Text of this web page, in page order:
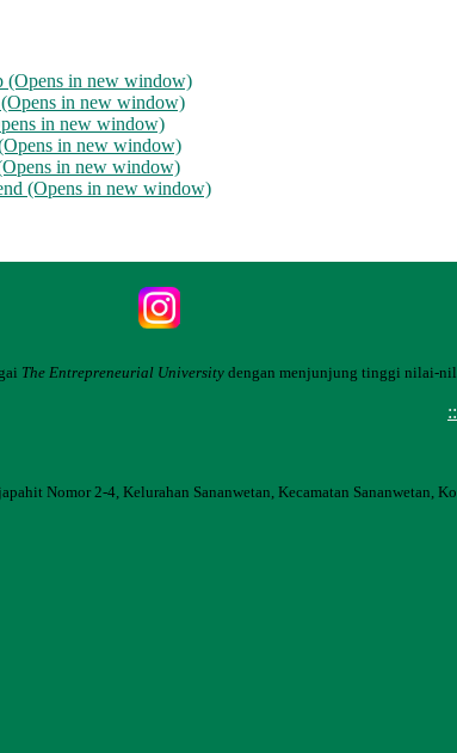
(Opens in new window)
in new window)
in new window)
in new window)
in new window)
(Opens in new window)
The Entrepreneurial University dengan menjunjung tinggi nilai-
Nomor 2-4, Kelurahan Sananwetan, Kecamatan Sananwetan,